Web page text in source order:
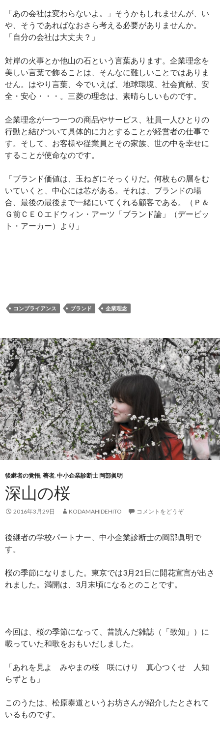
「あの会社は変わらないよ。」そうかもしれませんが、い
や、そうであればなおさら考える必要がありませんか。
「自分の会社は大丈夫？」
対岸の火事とか他山の石という言葉あります。企業理念を
美しい言葉で飾ることは、そんなに難しいことではありま
せん。はやり言葉、今でいえば、地球環境、社会貢献、安
全・安心・・・。三菱の理念は、素晴らしいものです。
企業理念が一つ一つの商品やサービス、社員一人ひとりの
行動と結びついて具体的に力とすることが経営者の仕事で
す。そして、お客様や従業員とその家族、世の中を幸せに
することが使命なのです。
「ブランド価値は、玉ねぎにそっくりだ。何枚もの層をむ
いていくと、中心には芯がある。それは、ブランドの場
合、最後の最後まで一緒にいてくれる顧客である。（Ｐ＆
Ｇ前ＣＥＯエドウィン・アーツ「ブランド論」（デービッ
ト・アーカー）より」
コンプライアンス ブランド 企業理念
後継者の覚悟, 著者, 中小企業診断士 岡部眞明
深山の桜
2016年3月29日 KODAMAHIDEHITO コメントをどうぞ
後継者の学校パートナー、中小企業診断士の岡部眞明で
す。
桜の季節になりました。東京では3月21日に開花宣言が出さ
れました。満開は、3月末頃になるとのことです。
今回は、桜の季節になって、昔読んだ雑誌（「致知」）に
載っていた和歌をおもいだしました。
「あれを見よ みやまの桜 咲にけり 真心つくせ 人知
らずとも」
このうたは、松原泰道というお坊さんが紹介したとされて
いるものです。